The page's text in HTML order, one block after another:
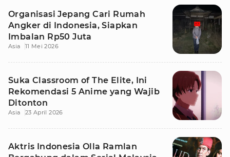
Organisasi Jepang Cari Rumah
Angker di Indonesia, Siapkan
Imbalan Rp50 Juta
Asia 11 Mei 2026
Suka Classroom of The Elite, Ini
Rekomendasi 5 Anime yang Wajib
Ditonton
Asia 23 April 2026
Aktris Indonesia Olla Ramlan